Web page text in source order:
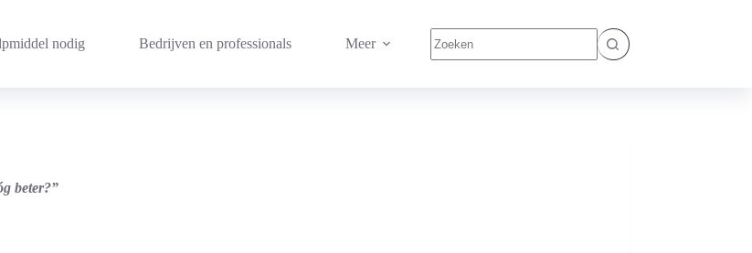
nodig Bedrijven en professionals Meer
resultaten
beter?”